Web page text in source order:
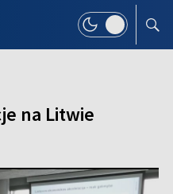
na Litwie